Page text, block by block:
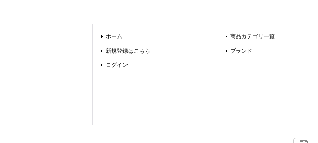
ホーム
新規登録はこちら
ログイン
商品カテゴリ一覧
ブランド